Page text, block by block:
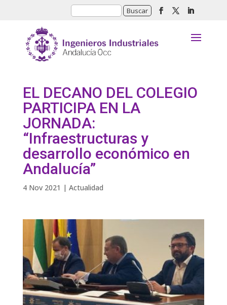
EL DECANO DEL COLEGIO
PARTICIPA EN LA
JORNADA:
“Infraestructuras y
desarrollo económico en
Andalucía”
4 Nov 2021 | Actualidad